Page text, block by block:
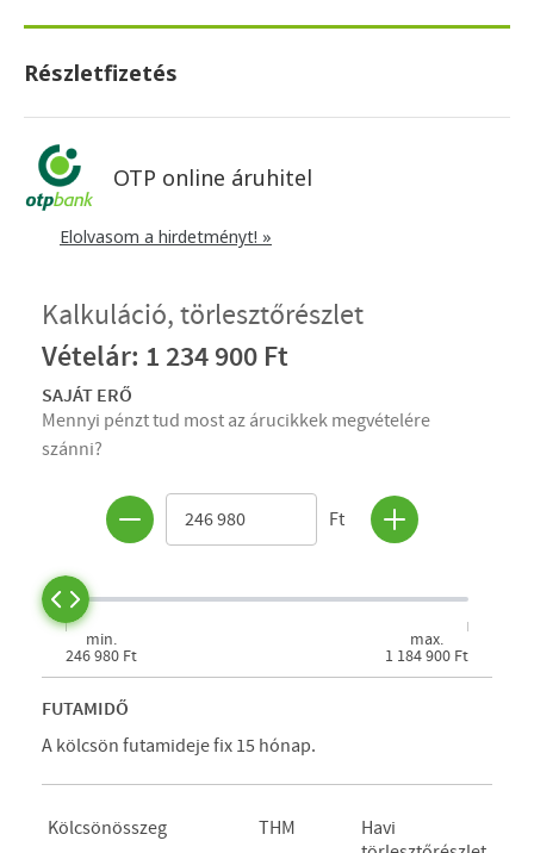
Részletfizetés
OTP online áruhitel
Elolvasom a hirdetményt! »